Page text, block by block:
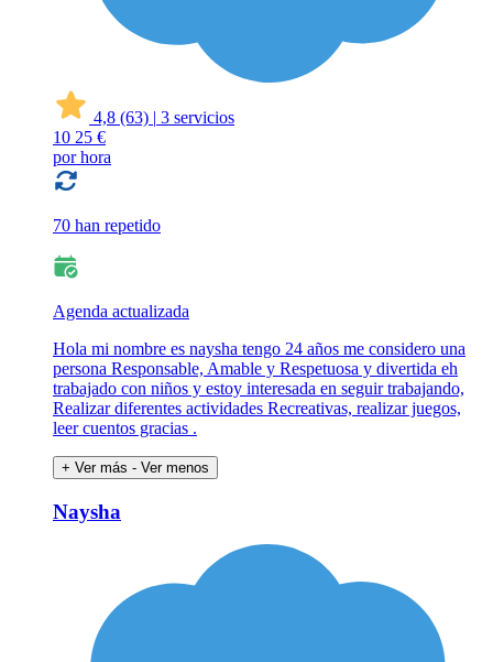
4,8 (63) | 3 servicios
10 25 €
por hora
70 han repetido
Agenda actualizada
Hola mi nombre es naysha tengo 24 años me considero una
persona Responsable, Amable y Respetuosa y divertida eh
trabajado con niños y estoy interesada en seguir trabajando,
Realizar diferentes actividades Recreativas, realizar juegos,
leer cuentos gracias .
+ Ver más - Ver menos
Naysha